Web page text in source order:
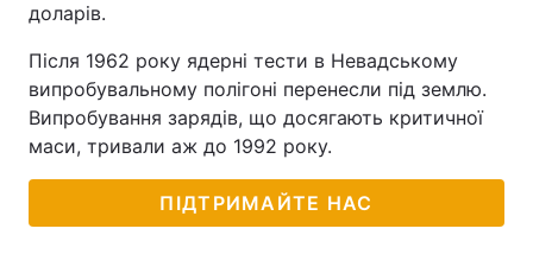
Тема оформлення
доларів.
Після 1962 року ядерні тести в Невадському
випробувальному полігоні перенесли під землю.
Випробування зарядів, що досягають критичної
маси, тривали аж до 1992 року.
ПІДТРИМАЙТЕ НАС